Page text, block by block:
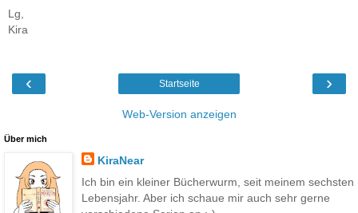
Lg,
Kira
‹ ›
Startseite
Web-Version anzeigen
Über mich
KiraNear
Ich bin ein kleiner Bücherwurm, seit meinem sechsten
Lebensjahr. Aber ich schaue mir auch sehr gerne